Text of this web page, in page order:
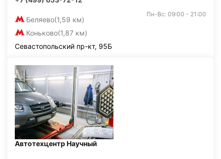
Беляево(1,59 км)
Коньково(1,87 км)
Пн-Вс: 09:00 - 21:00
Севастопольский пр-кт, 95Б
Автотехцентр Научный